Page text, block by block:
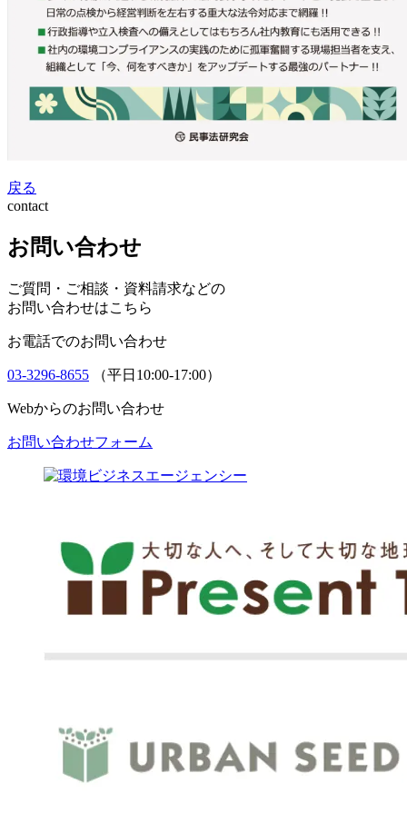
戻る
contact
お問い合わせ
ご質問・ご相談・資料請求などの
お問い合わせはこちら
お電話でのお問い合わせ
03-3296-8655 （平日10:00-17:00）
Webからのお問い合わせ
お問い合わせフォーム